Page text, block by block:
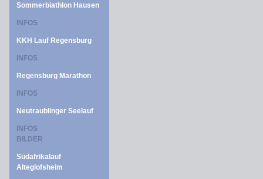
Sommerbiathlon Hausen
INFOS
KKH Lauf Regensburg
INFOS
Regensburg Marathon
INFOS
Neutraublinger Seelauf
INFOS
BILDER
Südafrikalauf
Alteglofsheim